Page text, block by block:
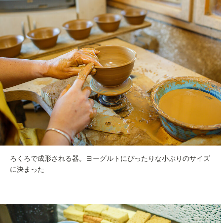
ろくろで成形される器。ヨーグルトにぴったりな小ぶりのサイズ
に決まった